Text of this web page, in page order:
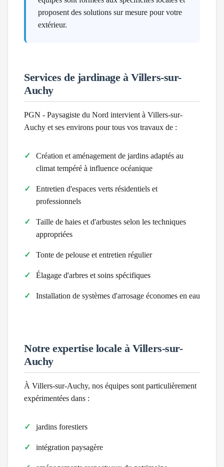
proposent des solutions sur mesure pour votre
extérieur.
Services de jardinage àVillers-sur-
Auchy
PGN - Paysagiste du Nord intervient à Villers-sur-
Auchy et ses environs pour tous vos travaux de :
Création et aménagement de jardins adaptés au
climat tempéré à influence océanique
Entretien d'espaces verts résidentiels et
professionnels
Taille de haies et d'arbustes selon les techniques
appropriées
Tonte de pelouse et entretien régulier
Élagage d'arbres et soins spécifiques
Installation de systèmes d'arrosage économes en eau
Notre expertise locale à Villers-sur-
Auchy
À Villers-sur-Auchy, nos équipes sont particulièrement
expérimentées dans :
jardins forestiers
intégration paysagère